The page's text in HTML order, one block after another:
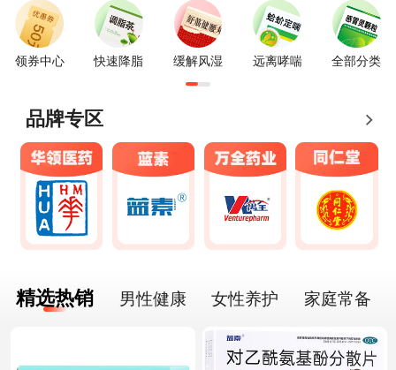
领券中心 快速降脂 缓解风湿 远离哮喘 全部分类
品牌专区
精选热销 男性健康 女性养护 家庭常备